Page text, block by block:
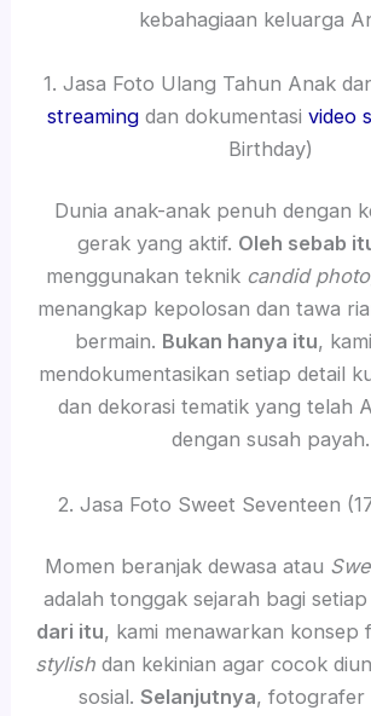
kebahagiaan keluarga
1. Jasa Foto Ulang Tahun Anak
streaming dan dokumentasi video
Birthday)
Dunia anak-anak penuh dengan
gerak yang aktif. Oleh sebab
menggunakan teknik candid
menangkap kepolosan dan tawa
bermain. Bukan hanya itu,
mendokumentasikan setiap detail
dan dekorasi tematik yang telah
dengan susah payah.
2. Jasa Foto Sweet Seventeen
Momen beranjak dewasa atau
adalah tonggak sejarah bagi setiap
dari itu, kami menawarkan konsep
stylish dan kekinian agar cocok
sosial. Selanjutnya, fotografer